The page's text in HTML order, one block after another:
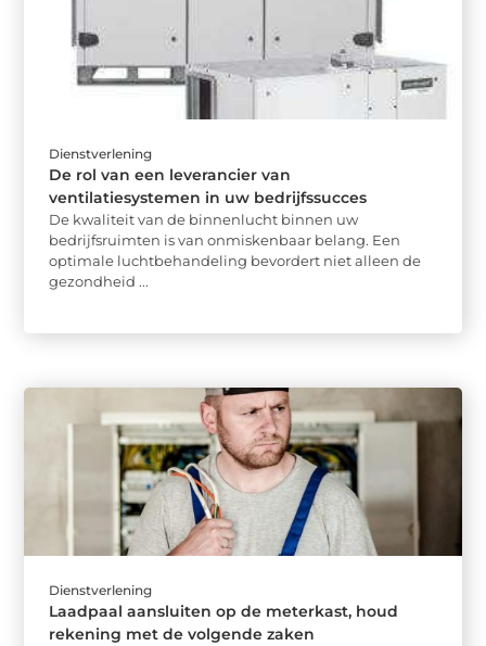
Dienstverlening
De rol van een leverancier van
ventilatiesystemen in uw bedrijfssucces
De kwaliteit van de binnenlucht binnen uw
bedrijfsruimten is van onmiskenbaar belang. Een
optimale luchtbehandeling bevordert niet alleen de
gezondheid ...
Dienstverlening
Laadpaal aansluiten op de meterkast, houd
rekening met de volgende zaken